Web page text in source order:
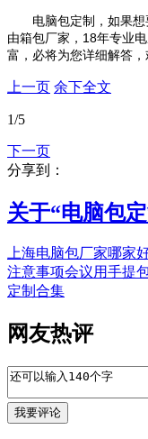
电脑包定制，如果想
由箱包厂家，18年专业
富，必将为您详细解答
上一页 余下全文
1/5
下一页
分享到：
关于“电脑包定
上海电脑包厂家哪家
注意事项会议用手提
定制合集
网友热评